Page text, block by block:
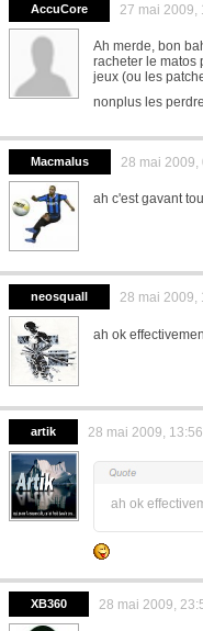
AccuCore 27 mai 2009,
Ah merde, bon
racheter le matos
jeux (ou les
nonplus les
Macmalus 28 mai 2009,
ah c'est gavant
neosquall 28 mai 2009,
ah ok
artik 28 mai 2009, 13:56
ah ok
XB360 28 mai 2009,